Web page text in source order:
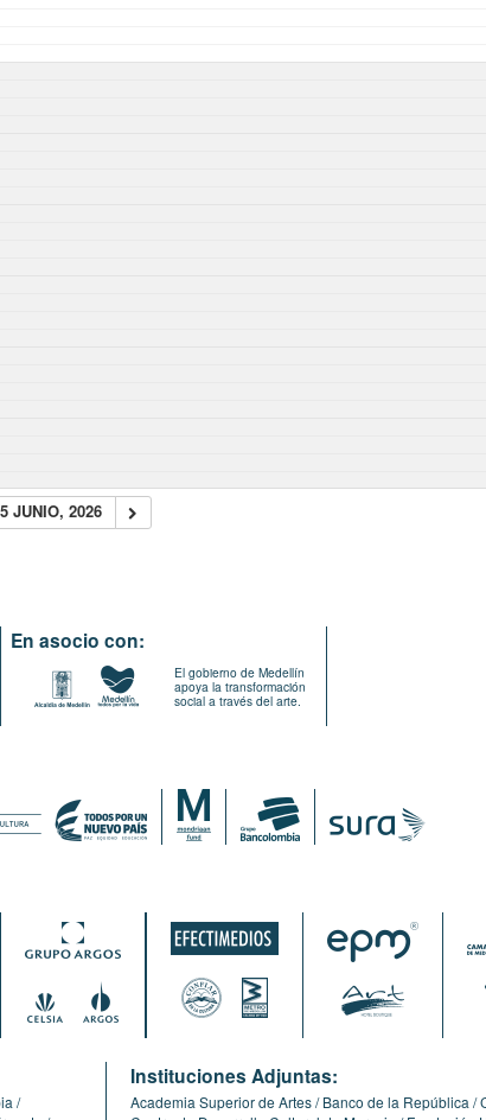
JUNIO, 2026
En asocio con:
El gobierno de Medellín
apoya la transformación
social a través del arte.
Instituciones Adjuntas:
Academia Superior de Artes Banco de la República